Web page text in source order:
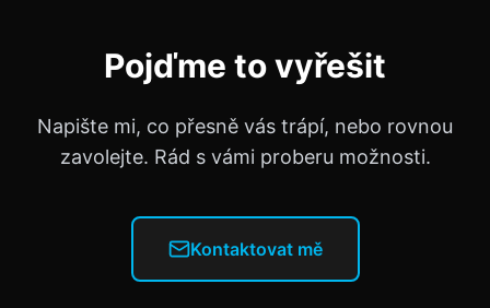
Pojďme to vyřešit
Napište mi, co přesně vás trápí, nebo rovnou
zavolejte. Rád s vámi proberu možnosti.
Kontaktovat mě